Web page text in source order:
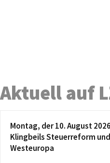
Aktuell auf
Montag, der 10. August
Klingbeils Steuerreform
Westeuropa